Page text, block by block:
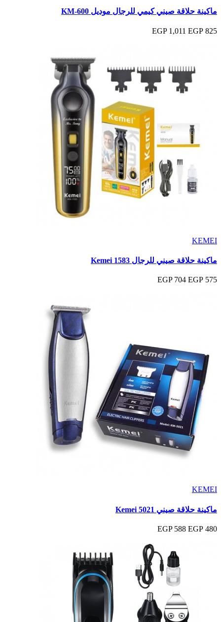
ماكينة حلاقة صيني كيمي للرجال موديل KM-600
825 EGP
1,011 EGP
KEMEI
ماكينة حلاقة صيني للرجال Kemei 1583
575 EGP
704 EGP
KEMEI
ماكينة حلاقة صيني Kemei 5021
480 EGP
588 EGP